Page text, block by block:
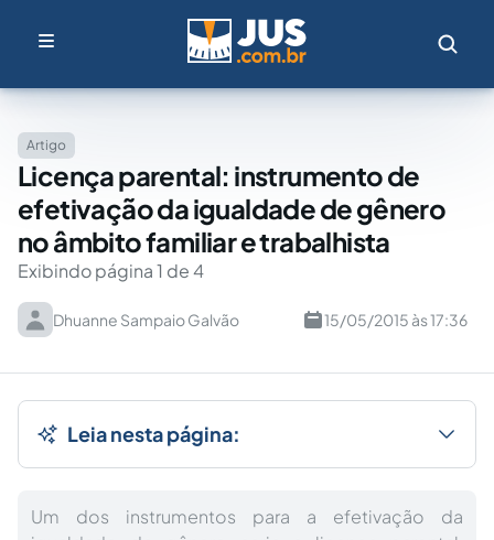
Artigo
Licença parental: instrumento de
efetivação da igualdade de gênero
no âmbito familiar e trabalhista
Exibindo página 1 de 4
Dhuanne Sampaio Galvão 15/05/2015 às 17:36
Leia nesta página:
Um dos instrumentos para a efetivação da